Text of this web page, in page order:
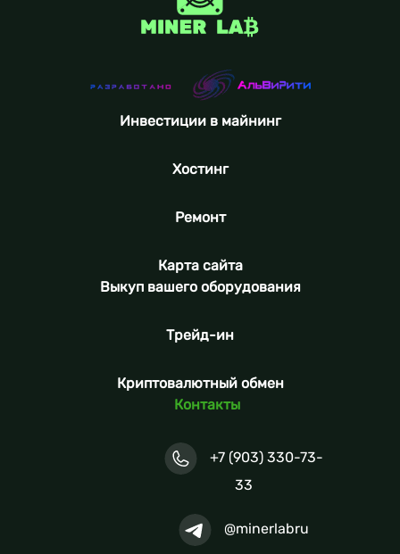
Инвестиции в майнинг
Хостинг
Ремонт
Карта сайта
Выкуп вашего оборудования
Трейд-ин
Криптовалютный обмен
Контакты
+7 (903) 330-73-
33
@minerlabru